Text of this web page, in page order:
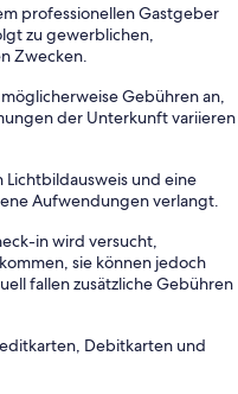
professionellen Gastgeber
zu gewerblichen,
Zwecken.
Gebühren an,
der Unterkunft variieren
und eine
Aufwendungen verlangt.
in wird versucht,
sie können jedoch
fallen zusätzliche Gebühren
Debitkarten und